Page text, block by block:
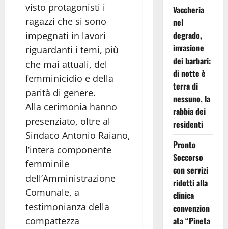
visto protagonisti i
ragazzi che si sono
impegnati in lavori
riguardanti i temi, più
che mai attuali, del
femminicidio e della
parità di genere.
Alla cerimonia hanno
presenziato, oltre al
Sindaco Antonio Raiano,
l’intera componente
femminile
dell’Amministrazione
Comunale, a
testimonianza della
compattezza
Vaccheria
nel
degrado,
invasione
dei barbari:
di notte è
terra di
nessuno, la
rabbia dei
residenti
Pronto
Soccorso
con servizi
ridotti alla
clinica
convenzion
ata “Pineta